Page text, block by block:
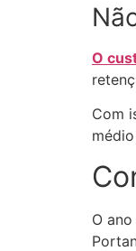
O
Com
O